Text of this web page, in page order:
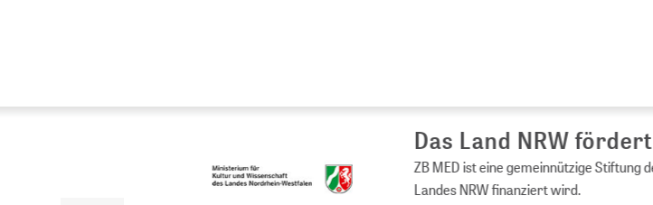
Das Land NRW fördert
ZB MED ist eine gemeinnützige Stiftung des
Landes NRW finanziert wird.